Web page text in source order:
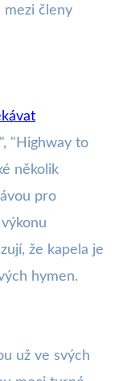
mezi členy
"Highway to
několik
pro
že kapela je
hymen.
už ve svých